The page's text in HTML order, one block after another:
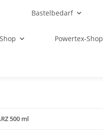
Bastelbedarf
Powertex-Shop
500 ml